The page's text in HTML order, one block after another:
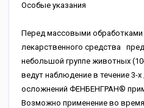
Особые указания
Перед массовыми
лекарственного средства
небольшой группе животных
ведут наблюдение в течение 3-х
осложнений ФЕНБЕНГРАН®
Возможно применение во